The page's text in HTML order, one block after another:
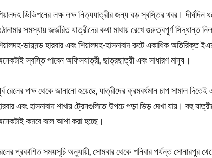
ডিভিশনের লক্ষ লক্ষ নিত্যযাত্রীর জন্য বড় স্বস্তির খবর। দীর্ঘদিন
সমস্যায় জর্জরিত যাত্রীদের কথা মাথায় রেখে গুরুত্বপূর্ণ
ডায়মন্ড হারবার এবং শিয়ালদহ-হাসনাবাদ রুটে একাধিক
স্বস্তি পাবেন অফিসযাত্রী, ছাত্রছাত্রী এবং সাধারণ মানুষ।
রেলের পক্ষ থেকে জানানো হয়েছে, যাত্রীদের ক্রমবর্ধমান চাপ সামাল
এবং হাসনাবাদ শাখায় ট্রেনগুলিতে উপচে পড়া ভিড় দেখা যায়। বহু
কমবে বলে আশা করা হচ্ছে।
প্রকাশিত সময়সূচি অনুযায়ী, সোমবার থেকে শনিবার পর্যন্ত সোনারপুর